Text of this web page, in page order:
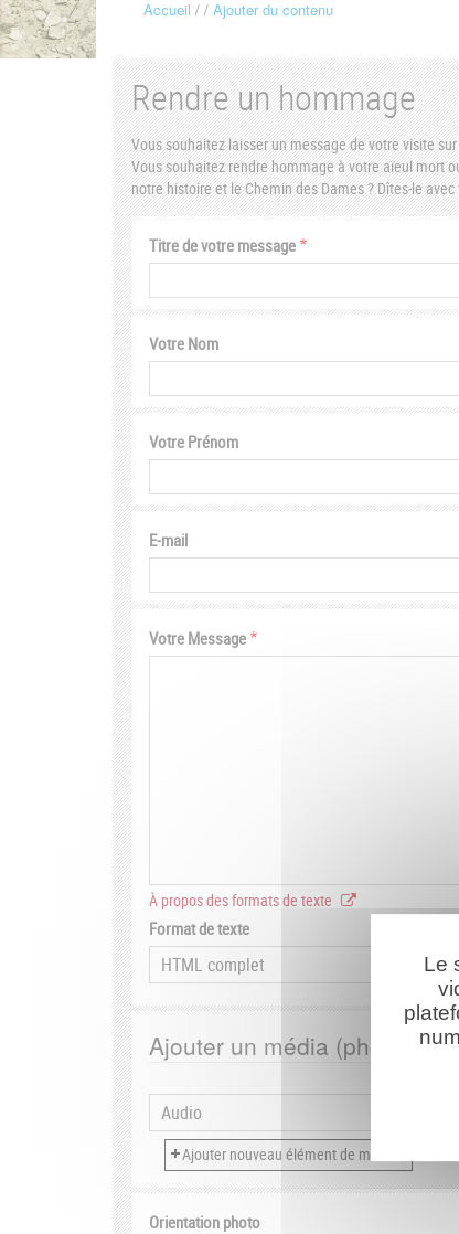
Fil
d'Ariane
Accueil Ajouter du contenu
Rendre un hommage
Vous souhaitez laisser un message de votre visite
Vous souhaitez rendre hommage à votre aïeul mort
notre histoire et le Chemin des Dames ? Dîtes-le
Titre de votre message
Votre Nom
Votre Prénom
E-mail
Votre Message
À propos des formats de texte
Format de texte
Ajouter un média (photo,
Orientation photo
Le